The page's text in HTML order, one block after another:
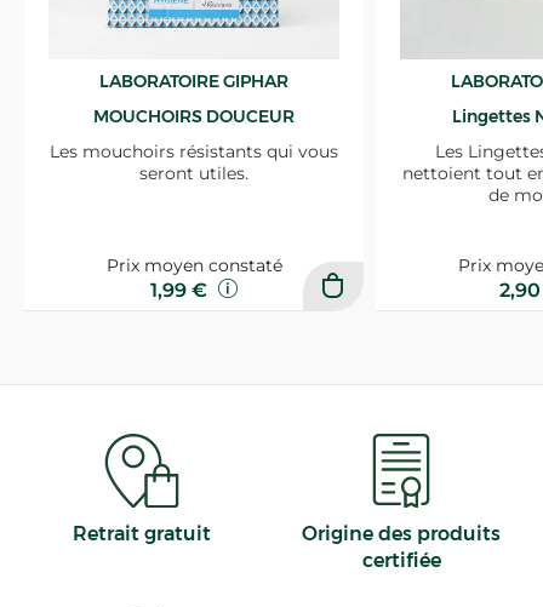
LABORATOIRE GIPHAR
MOUCHOIRS DOUCEUR
Les mouchoirs résistants qui vous
seront utiles.
Prix moyen constaté
1,99 €
Lingettes
Les
nettoient tout
de
Prix
Retrait gratuit
Origine des produits
certifiée